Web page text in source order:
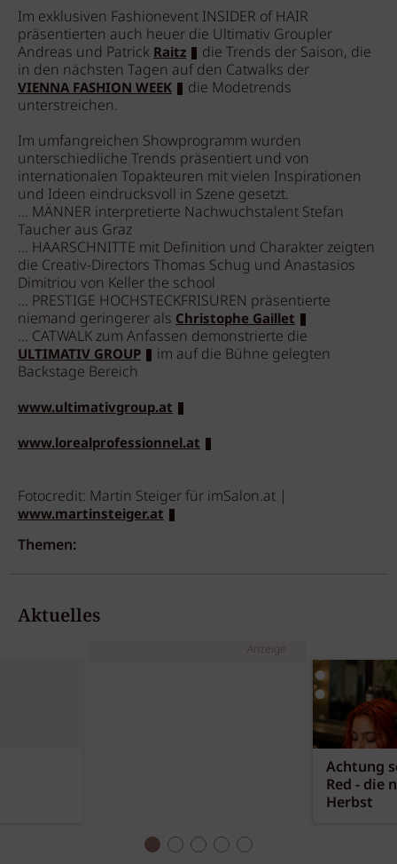
Im exklusiven Fashionevent INSIDER of HAIR
präsentierten auch heuer die Ultimativ Groupler
Andreas und PatrickRaitz
die Trends der Saison, die
in den nächsten Tagen auf den Catwalks der
VIENNA FASHION WEEK
die Modetrends
unterstreichen.
Im umfangreichen Showprogramm wurden
unterschiedliche Trends präsentiert und von
internationalen Topakteuren mit vielen Inspirationen
und Ideen eindrucksvoll in Szene gesetzt.
... MÄNNER interpretierte Nachwuchstalent Stefan
Taucher aus Graz
... HAARSCHNITTE mit Definition und Charakter zeigten
die Creativ-Directors Thomas Schug und Anastasios
Dimitriou von Keller the school
... PRESTIGE HOCHSTECKFRISUREN präsentierte
niemand geringerer als Christophe Gaillet
... CATWALK zum Anfassen demonstrierte die
ULTIMATIV GROUP
im auf die Bühne gelegten
Backstage Bereich
www.ultimativgroup.at
www.lorealprofessionnel.at
Fotocredit: Martin Steiger für imSalon.at |
www.martinsteiger.at
Themen:
Aktuelles
Anzeige
Achtung
Red - die
Herbst